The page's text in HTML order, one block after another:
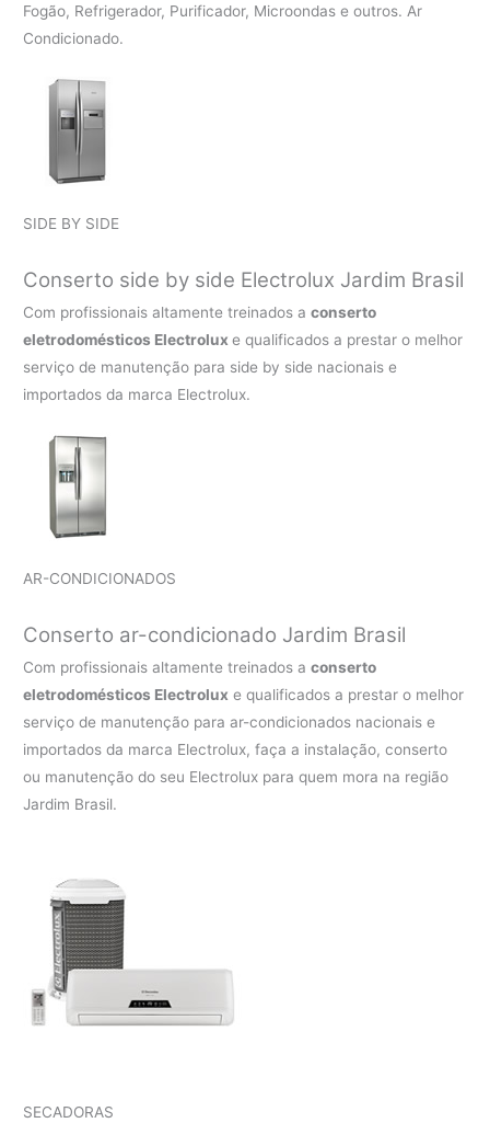
Fogão, Refrigerador, Purificador, Microondas e outros. Ar
Condicionado.
SIDE BY SIDE
Conserto side by side Electrolux Jardim Brasil
Com profissionais altamente treinados aconserto
eletrodomésticos Electroluxe qualificados a prestar o melhor
serviço de manutenção para side by side nacionais e
importados da marca Electrolux.
AR-CONDICIONADOS
Conserto ar-condicionado Jardim Brasil
Com profissionais altamente treinados aconserto
eletrodomésticos Electrolux e qualificados a prestar o melhor
serviço de manutenção para ar-condicionados nacionais e
importados da marca Electrolux, faça a instalação, conserto
ou manutenção do seu Electrolux para quem mora na região
Jardim Brasil.
SECADORAS